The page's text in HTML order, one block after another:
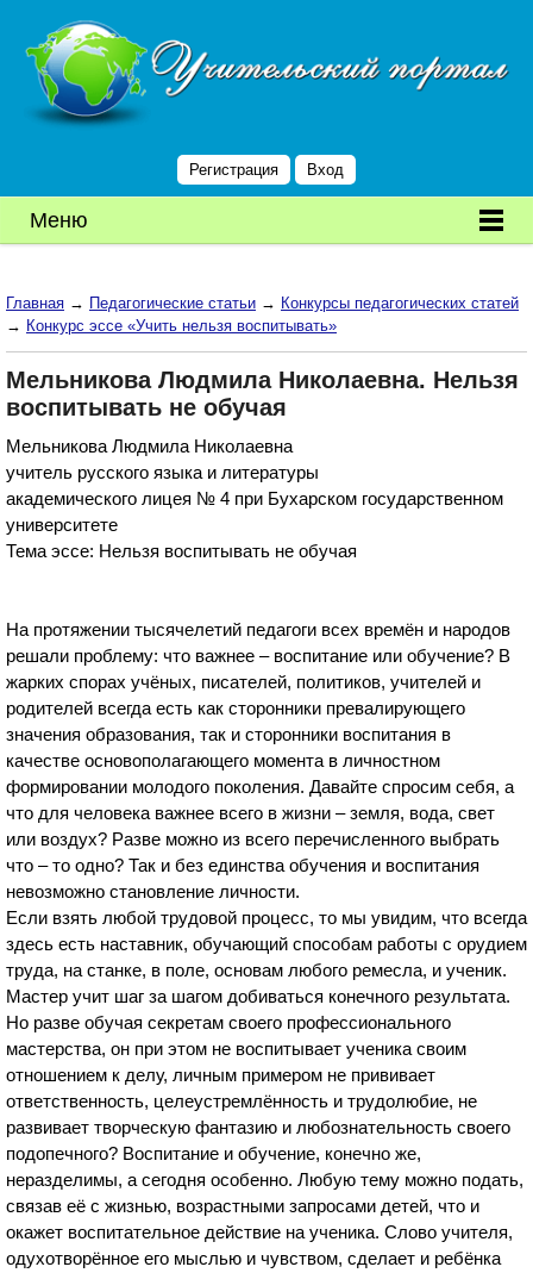
Регистрация Вход
Меню
Главная → Педагогические статьи → Конкурсы педагогических статей
→ Конкурс эссе «Учить нельзя воспитывать»
Мельникова Людмила Николаевна. Нельзя
воспитывать не обучая
Мельникова Людмила Николаевна
учитель русского языка и литературы
академического лицея № 4 при Бухарском государственном
университете
Тема эссе: Нельзя воспитывать не обучая
На протяжении тысячелетий педагоги всех времён и народов
решали проблему: что важнее – воспитание или обучение? В
жарких спорах учёных, писателей, политиков, учителей и
родителей всегда есть как сторонники превалирующего
значения образования, так и сторонники воспитания в
качестве основополагающего момента в личностном
формировании молодого поколения. Давайте спросим себя, а
что для человека важнее всего в жизни – земля, вода, свет
или воздух? Разве можно из всего перечисленного выбрать
что – то одно? Так и без единства обучения и воспитания
невозможно становление личности.
Если взять любой трудовой процесс, то мы увидим, что всегда
здесь есть наставник, обучающий способам работы с орудием
труда, на станке, в поле, основам любого ремесла, и ученик.
Мастер учит шаг за шагом добиваться конечного результата.
Но разве обучая секретам своего профессионального
мастерства, он при этом не воспитывает ученика своим
отношением к делу, личным примером не прививает
ответственность, целеустремлённость и трудолюбие, не
развивает творческую фантазию и любознательность своего
подопечного? Воспитание и обучение, конечно же,
неразделимы, а сегодня особенно. Любую тему можно подать,
связав её с жизнью, возрастными запросами детей, что и
окажет воспитательное действие на ученика. Слово учителя,
одухотворённое его мыслью и чувством, сделает и ребёнка